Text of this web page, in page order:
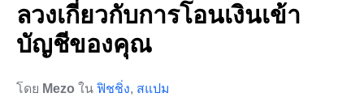
ลวงเกี่ยวกับการโอนเงินเข้า
บัญชีของคุณ
โดย Mezo ใน ฟิชชิ่ง, สแปม